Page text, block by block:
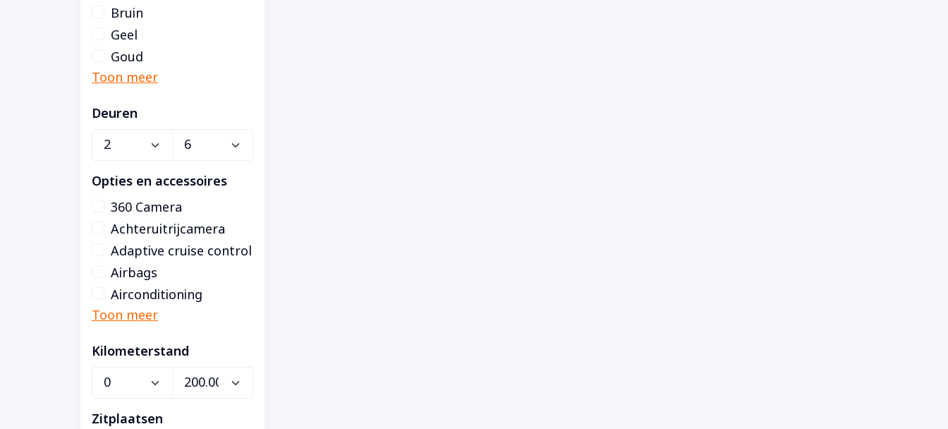
Bruin
Geel
Goud
Deuren
Opties en accessoires
360 Camera
Achteruitrijcamera
Adaptive cruise control
Airbags
Airconditioning
Kilometerstand
Zitplaatsen